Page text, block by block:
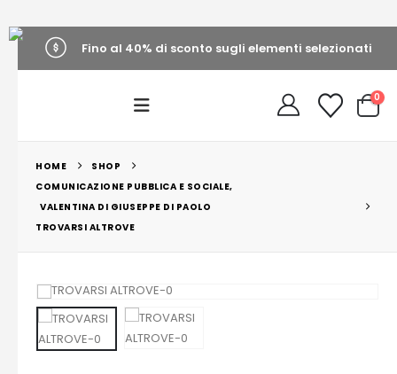
Fino al 40% di sconto sugli elementi selezionati
0
HOME
SHOP
COMUNICAZIONE PUBBLICA E SOCIALE,
VALENTINA DI GIUSEPPE DI PAOLO
TROVARSI ALTROVE